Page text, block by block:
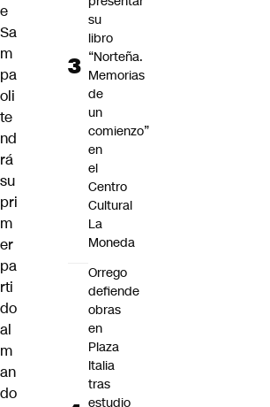
e
Sa
m
pa
oli
te
nd
rá
su
pri
m
er
pa
rti
do
al
m
an
do
su
libro
“Norteña.
Memorias
de
un
comienzo”
en
el
Centro
Cultural
La
Moneda
Orrego
defiende
obras
en
Plaza
Italia
tras
estudio